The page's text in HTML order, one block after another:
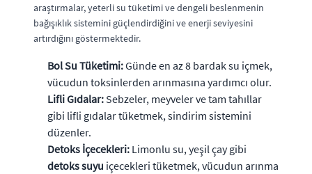
araştırmalar, yeterli su tüketimi ve dengeli beslenmenin
bağışıklık sistemini güçlendirdiğini ve enerji seviyesini
artırdığını göstermektedir.
Bol Su Tüketimi:Günde en az 8 bardak su içmek,
vücudun toksinlerden arınmasına yardımcı olur.
Lifli Gıdalar: Sebzeler, meyveler ve tam tahıllar
gibi lifli gıdalar tüketmek, sindirim sistemini
düzenler.
Detoks İçecekleri: Limonlu su, yeşil çay gibi
detoks suyu içecekleri tüketmek, vücudun arınma